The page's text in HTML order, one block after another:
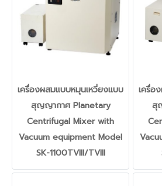
เครื่องผสมแบบหมุนเหวี่ยงแบบ
สุญญากาศ Planetary
Centrifugal Mixer with
Vacuum equipment Model
SK-1100TVIII/TVIII
เครื่อ
สุ